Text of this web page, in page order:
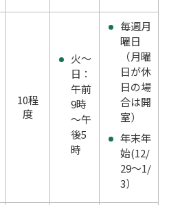
10程
度
火～
日：
午前
9時
～午
後5
時
毎週月
曜日
（月曜
日が休
日の場
合は開
室）
年末年
始(12/
29～1/
3）